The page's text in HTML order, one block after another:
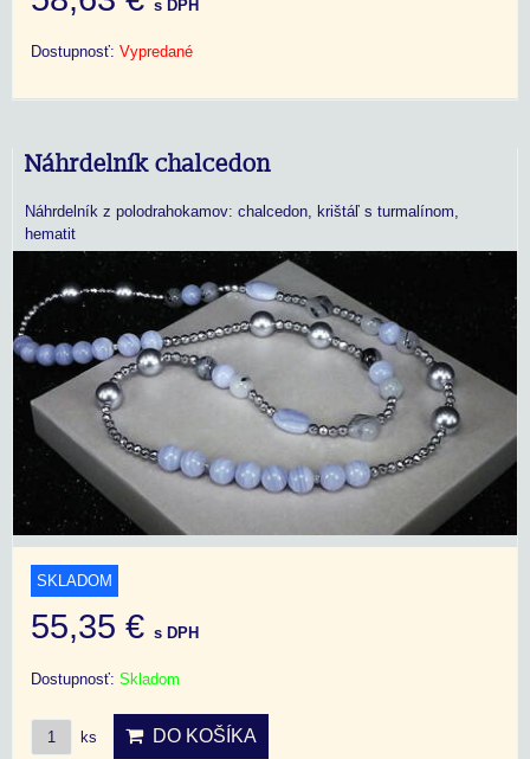
s DPH
Dostupnosť: Vypredané
Náhrdelník chalcedon
Náhrdelník z polodrahokamov: chalcedon, krištáľ s turmalínom,
hematit
SKLADOM
55,35 € s DPH
Dostupnosť: Skladom
ks DO KOŠÍKA